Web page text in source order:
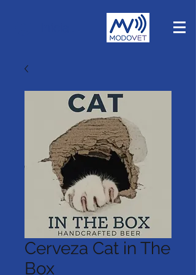
Iniciar sesión
Cerveza Cat in The
Box